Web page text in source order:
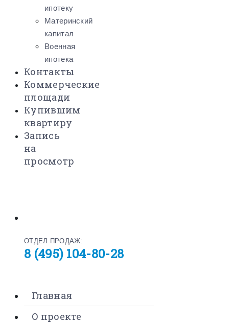
ипотеку
Материнский
капитал
Военная
ипотека
Контакты
Коммерческие
площади
Купившим
квартиру
Запись
на
просмотр
ОТДЕЛ ПРОДАЖ:
8 (495) 104-80-28
Главная
О проекте